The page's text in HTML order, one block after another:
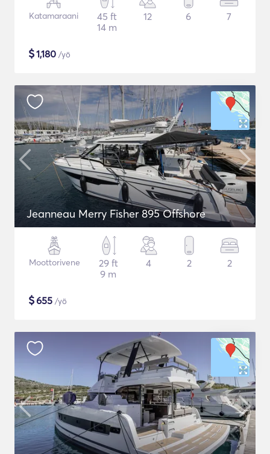
Katamaraani
45 ft
14 m
12 6 7
$1,180 /yö
Jeanneau Merry Fisher 895 Offshore
Moottorivene
29 ft
9 m
4 2 2
$655 /yö